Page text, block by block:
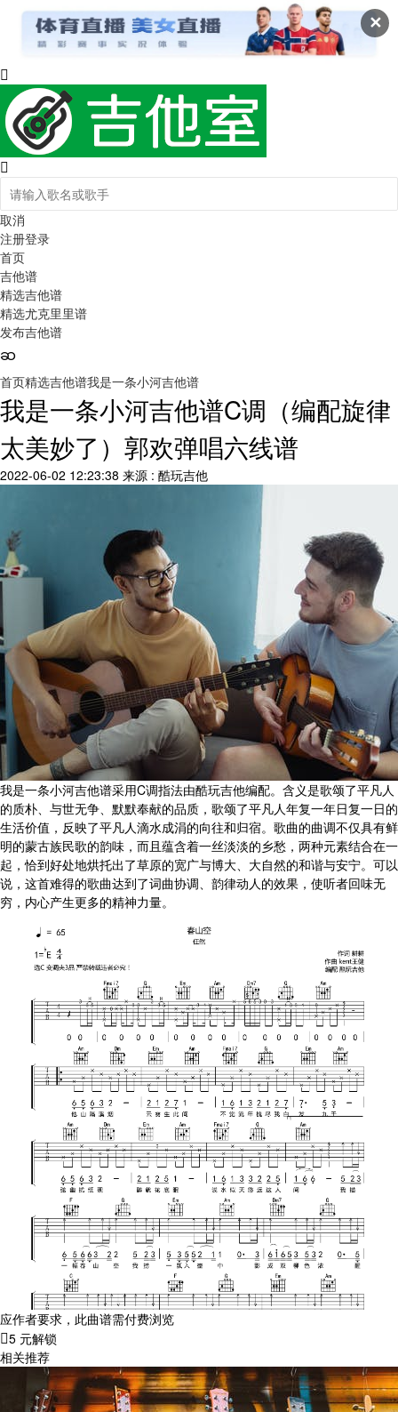
✕
取消
注册登录
首页
吉他谱
精选吉他谱
精选尤克里里谱
发布吉他谱
首页精选吉他谱我是一条小河吉他谱
我是一条小河吉他谱C调（编配旋律
太美妙了）郭欢弹唱六线谱
2022-06-02 12:23:38 来源 : 酷玩吉他
我是一条小河吉他谱采用C调指法由酷玩吉他编配。含义是歌颂了平凡人
的质朴、与世无争、默默奉献的品质，歌颂了平凡人年复一年日复一日的
生活价值，反映了平凡人滴水成涓的向往和归宿。歌曲的曲调不仅具有鲜
明的蒙古族民歌的韵味，而且蕴含着一丝淡淡的乡愁，两种元素结合在一
起，恰到好处地烘托出了草原的宽广与博大、大自然的和谐与安宁。可以
说，这首难得的歌曲达到了词曲协调、韵律动人的效果，使听者回味无
穷，内心产生更多的精神力量。
应作者要求，此曲谱需付费浏览
5 元解锁
相关推荐